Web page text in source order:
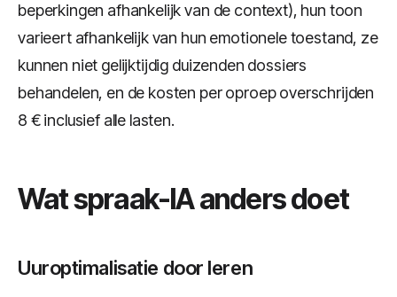
beperkingen afhankelijk van de context), hun toon
varieert afhankelijk van hun emotionele toestand, ze
kunnen niet gelijktijdig duizenden dossiers
behandelen, en de kosten per oproep overschrijden
8 € inclusief alle lasten.
Wat spraak-IA anders doet
Uuroptimalisatie door leren